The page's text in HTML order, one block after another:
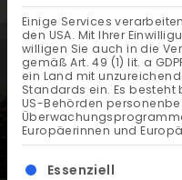
Einige Services
den USA. Mit Ihrer
willigen Sie auch in die
gemäß Art. 49 (1) lit. a
ein Land mit
Standards ein. Es
US-Behörden
Europäerinnen und
Es folgt eine Liste
Essenziell